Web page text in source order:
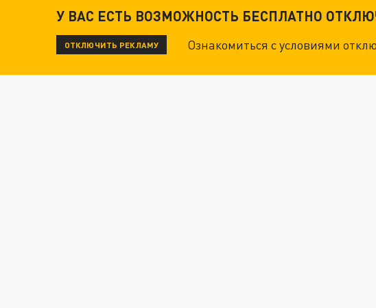
У ВАС ЕСТЬ ВОЗМОЖНОСТЬ БЕСПЛАТНО
ОТКЛЮЧИТЬ РЕКЛАМУ Ознакомиться с условиями